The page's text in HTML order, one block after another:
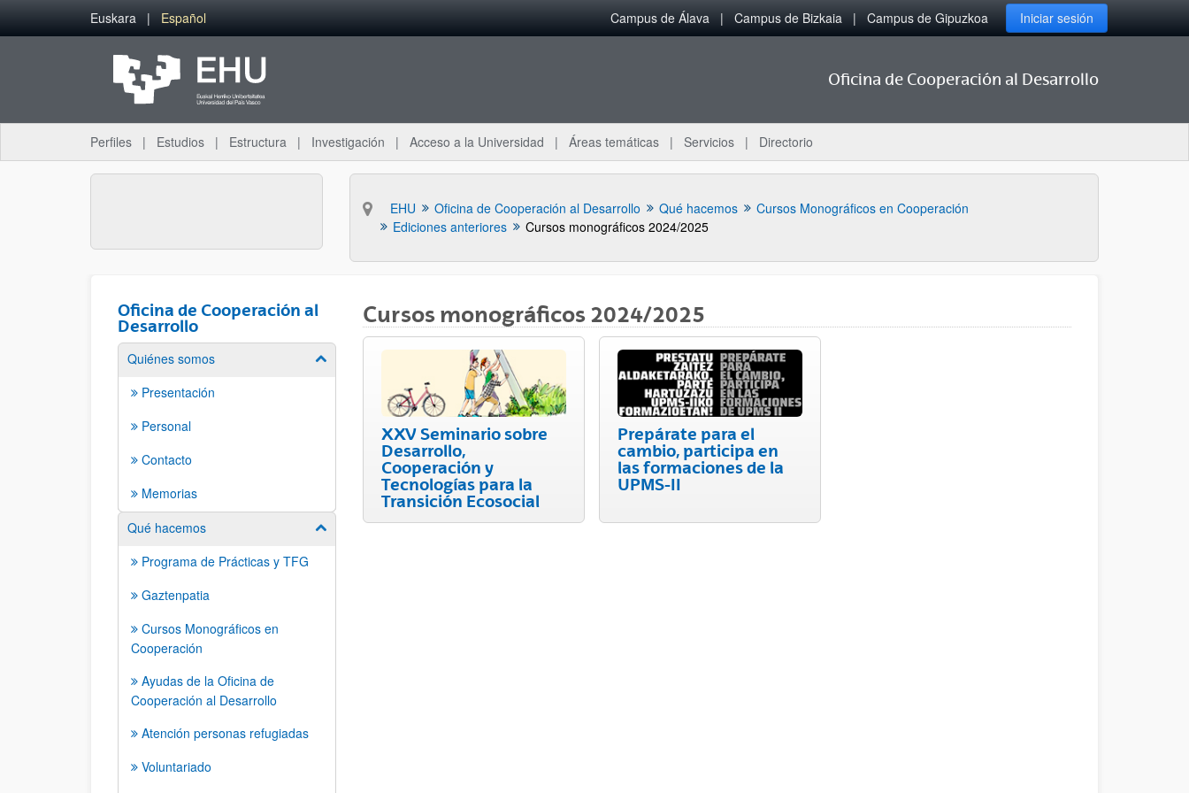
Saltar al contenido principal
Euskara Español Campus de Álava Campus de Bizkaia Campus de Gipuzkoa Iniciar sesión
Oficina de Cooperación al Desarrollo
Perfiles Estudios Estructura Investigación Acceso a la Universidad Áreas temáticas Servicios Directorio
EHU Oficina de Cooperación al Desarrollo Qué hacemos
Cursos Monográficos en Cooperación
Ediciones anteriores
Cursos monográficos 2024/2025
Oficina de Cooperación al
Desarrollo
Quiénes somos Mostrar/ocultar subpáginas
Presentación
Personal
Contacto
Memorias
Qué hacemos
Mostrar/ocultar subpáginas
Programa de Prácticas y TFG
Gaztenpatia
Cursos Monográficos en
Cooperación
Ayudas de la Oficina de
Cooperación al Desarrollo
Atención personas refugiadas
Voluntariado
Cursos monográficos 2024/2025
XXV Seminario sobre
Desarrollo,
Cooperación y
Tecnologías para la
Transición Ecosocial
Prepárate para el
cambio, participa en
las formaciones de la
UPMS-II